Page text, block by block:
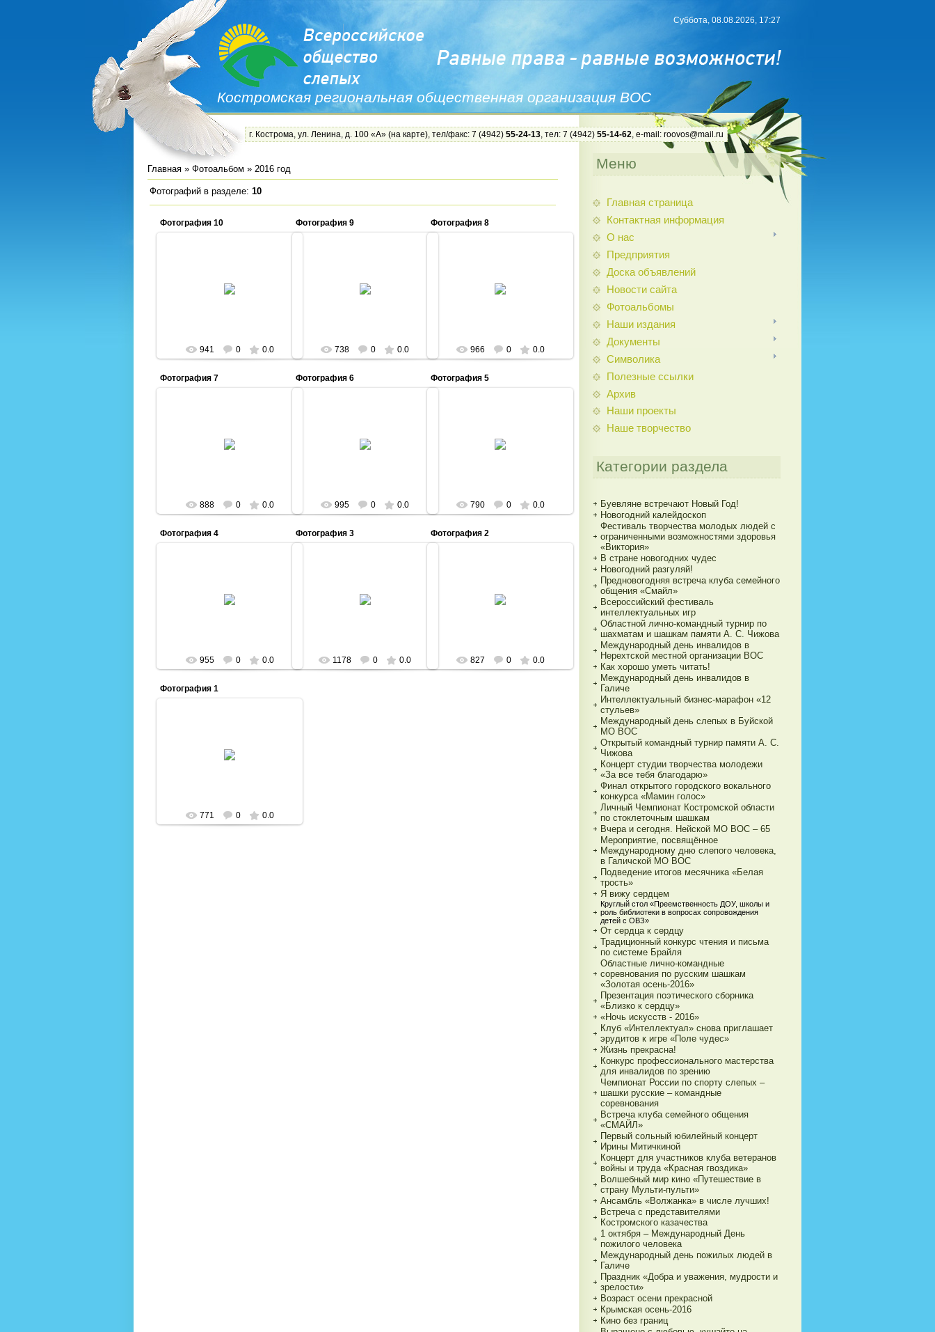
Костромская региональная общественная организация ВОС
Суббота, 08.08.2026, 17:27
г. Кострома, ул. Ленина, д. 100 «А» (на карте), тел/факс: 7 (4942) 55-24-13, тел: 7 (4942) 55-14-62, e-mail: roovos@mail.ru
Главная » Фотоальбом » 2016 год
Фотографий в разделе: 10
Фотография 10
941 0 0.0
Фотография 9
738 0 0.0
Фотография 8
966 0 0.0
Фотография 7
888 0 0.0
Фотография 6
995 0 0.0
Фотография 5
790 0 0.0
Фотография 4
955 0 0.0
Фотография 3
1178 0 0.0
Фотография 2
827 0 0.0
Фотография 1
771 0 0.0
Меню
Главная страница
Контактная информация
О нас
Предприятия
Доска объявлений
Новости сайта
Фотоальбомы
Наши издания
Документы
Символика
Полезные ссылки
Архив
Наши проекты
Наше творчество
Категории раздела
Буевляне встречают Новый Год!
Новогодний калейдоскоп
Фестиваль творчества молодых людей с
ограниченными возможностями здоровья
«Виктория»
В стране новогодних чудес
Новогодний разгуляй!
Предновогодняя встреча клуба семейного
общения «Смайл»
Всероссийский фестиваль
интеллектуальных игр
Областной лично-командный турнир по
шахматам и шашкам памяти А. С. Чижова
Международный день инвалидов в
Нерехтской местной организации ВОС
Как хорошо уметь читать!
Международный день инвалидов в
Галиче
Интеллектуальный бизнес-марафон «12
стульев»
Международный день слепых в Буйской
МО ВОС
Открытый командный турнир памяти А. С.
Чижова
Концерт студии творчества молодежи
«За все тебя благодарю»
Финал открытого городского вокального
конкурса «Мамин голос»
Личный Чемпионат Костромской области
по стоклеточным шашкам
Вчера и сегодня. Нейской МО ВОС – 65
Мероприятие, посвящённое
Международному дню слепого человека,
в Галичской МО ВОС
Подведение итогов месячника «Белая
трость»
Я вижу сердцем
Круглый стол «Преемственность ДОУ, школы и
роль библиотеки в вопросах сопровождения
детей с ОВЗ»
От сердца к сердцу
Традиционный конкурс чтения и письма
по системе Брайля
Областные лично-командные
соревнования по русским шашкам
«Золотая осень-2016»
Презентация поэтического сборника
«Близко к сердцу»
«Ночь искусств - 2016»
Клуб «Интеллектуал» снова приглашает
эрудитов к игре «Поле чудес»
Жизнь прекрасна!
Конкурс профессионального мастерства
для инвалидов по зрению
Чемпионат России по спорту слепых –
шашки русские – командные
соревнования
Встреча клуба семейного общения
«СМАЙЛ»
Первый сольный юбилейный концерт
Ирины Митичкиной
Концерт для участников клуба ветеранов
войны и труда «Красная гвоздика»
Волшебный мир кино «Путешествие в
страну Мульти-пульти»
Ансамбль «Волжанка» в числе лучших!
Встреча с представителями
Костромского казачества
1 октября – Международный День
пожилого человека
Международный день пожилых людей в
Галиче
Праздник «Добра и уважения, мудрости и
зрелости»
Возраст осени прекрасной
Крымская осень-2016
Кино без границ